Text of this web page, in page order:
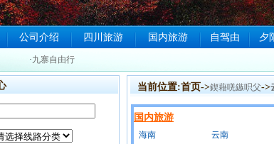
公司介绍 四川旅游 国内旅游 自驾由 夕
·九寨自由行
当前位置:首页->鍥藉唴鏃呮父->
国内旅游
海南 云南